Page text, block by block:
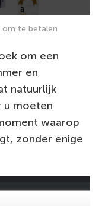
om te betalen
om een
en
natuurlijk
u moeten
waarop
zonder enige